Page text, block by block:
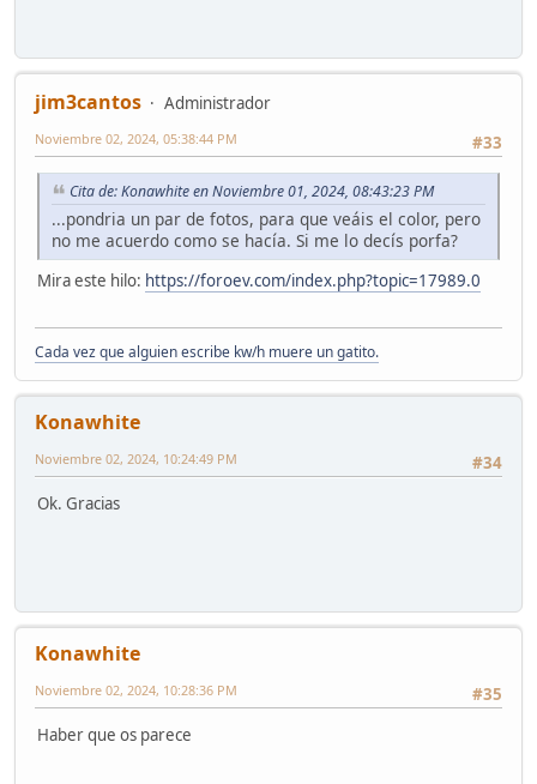
jim3cantos
Administrador
#33
Noviembre 02, 2024, 05:38:44 PM
Cita de: Konawhite en Noviembre 01, 2024, 08:43:23 PM
...pondria un par de fotos, para que veáis el color, pero
no me acuerdo como se hacía. Si me lo decís porfa?
Mira este hilo: https://foroev.com/index.php?topic=17989.0
Cada vez que alguien escribe kw/h muere un gatito.
Konawhite
#34
Noviembre 02, 2024, 10:24:49 PM
Ok. Gracias
Konawhite
#35
Noviembre 02, 2024, 10:28:36 PM
Haber que os parece